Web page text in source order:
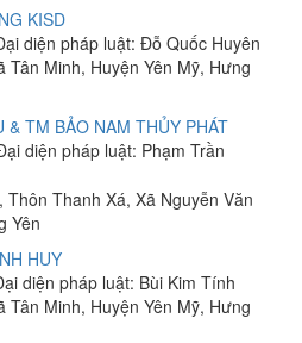
KISD
diện pháp luật: Đỗ Quốc Huyên
Minh, Huyện Yên Mỹ, Hưng
& TM BẢO NAM THỦY PHÁT
diện pháp luật: Phạm Trần
Thanh Xá, Xã Nguyễn Văn
Yên
HUY
diện pháp luật: Bùi Kim Tính
Minh, Huyện Yên Mỹ, Hưng